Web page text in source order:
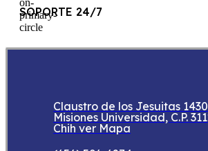
SOPORTE 24/7
Claustro de los Jesuitas
Misiones Universidad, C.P.
Chih ver Mapa